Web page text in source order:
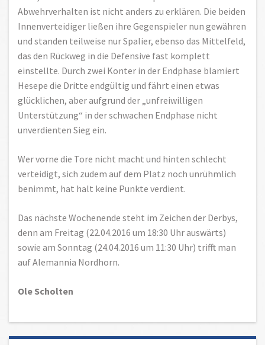
Abwehrverhalten ist nicht anders zu erklären. Die beiden
Innenverteidiger ließen ihre Gegenspieler nun gewähren
und standen teilweise nur Spalier, ebenso das Mittelfeld,
das den Rückweg in die Defensive fast komplett
einstellte. Durch zwei Konter in der Endphase blamiert
Hesepe die Dritte endgültig und fährt einen etwas
glücklichen, aber aufgrund der „unfreiwilligen
Unterstützung“ in der schwachen Endphase nicht
unverdienten Sieg ein.
Wer vorne die Tore nicht macht und hinten schlecht
verteidigt, sich zudem auf dem Platz noch unrühmlich
benimmt, hat halt keine Punkte verdient.
Das nächste Wochenende steht im Zeichen der Derbys,
denn am Freitag (22.04.2016 um 18:30 Uhr auswärts)
sowie am Sonntag (24.04.2016 um 11:30 Uhr) trifft man
auf Alemannia Nordhorn.
Ole Scholten